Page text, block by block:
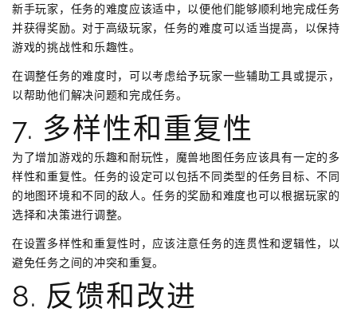
新手玩家，任务的难度应该适中，以便他们能够顺利地完成任务
并获得奖励。对于高级玩家，任务的难度可以适当提高，以保持
游戏的挑战性和乐趣性。
在调整任务的难度时，可以考虑给予玩家一些辅助工具或提示，
以帮助他们解决问题和完成任务。
7. 多样性和重复性
为了增加游戏的乐趣和耐玩性，魔兽地图任务应该具有一定的多
样性和重复性。任务的设定可以包括不同类型的任务目标、不同
的地图环境和不同的敌人。任务的奖励和难度也可以根据玩家的
选择和决策进行调整。
在设置多样性和重复性时，应该注意任务的连贯性和逻辑性，以
避免任务之间的冲突和重复。
8. 反馈和改进